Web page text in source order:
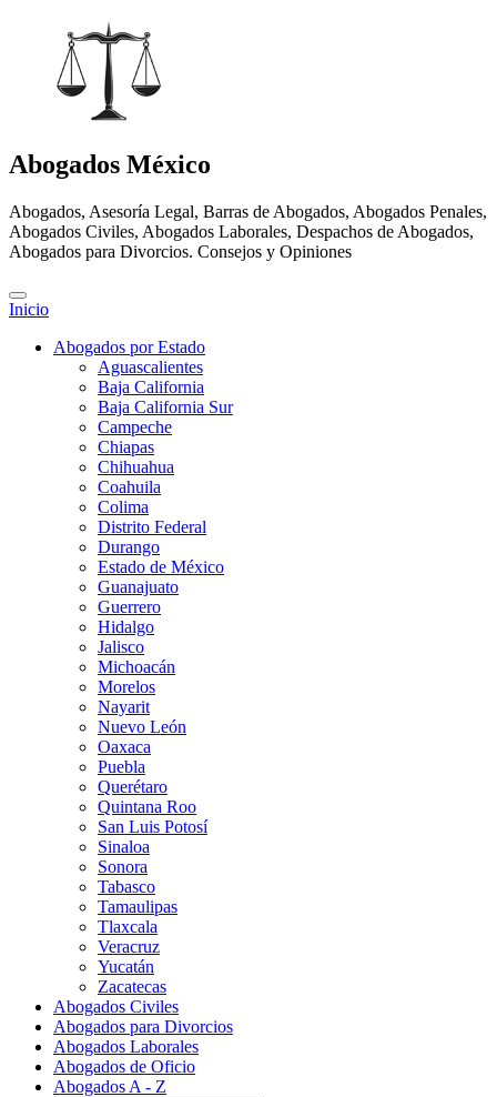
Abogados México
Abogados, Asesoría Legal, Barras de Abogados, Abogados Penales,
Abogados Civiles, Abogados Laborales, Despachos de Abogados,
Abogados para Divorcios. Consejos y Opiniones
Inicio
Abogados por Estado
Aguascalientes
Baja California
Baja California Sur
Campeche
Chiapas
Chihuahua
Coahuila
Colima
Distrito Federal
Durango
Estado de México
Guanajuato
Guerrero
Hidalgo
Jalisco
Michoacán
Morelos
Nayarit
Nuevo León
Oaxaca
Puebla
Querétaro
Quintana Roo
San Luis Potosí
Sinaloa
Sonora
Tabasco
Tamaulipas
Tlaxcala
Veracruz
Yucatán
Zacatecas
Abogados Civiles
Abogados para Divorcios
Abogados Laborales
Abogados de Oficio
Abogados A - Z